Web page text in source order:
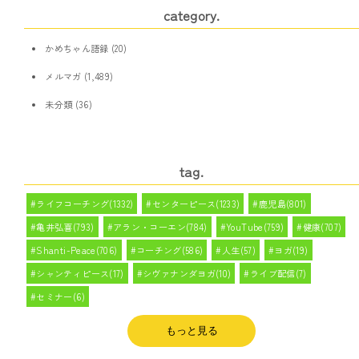
category.
かめちゃん語録 (20)
メルマガ (1,489)
未分類(36)
tag.
ライフコーチング(1332) センターピース(1233)
鹿児島(801)
亀井弘喜(793)
アラン・コーエン(784) YouTube(759)
健康(707)
Shanti-Peace(706)
コーチング(586) 人生(57)
ヨガ(19)
シャンティピース(17)
シヴァナンダヨガ(10)
ライブ配信(7)
セミナー(6)
もっと見る